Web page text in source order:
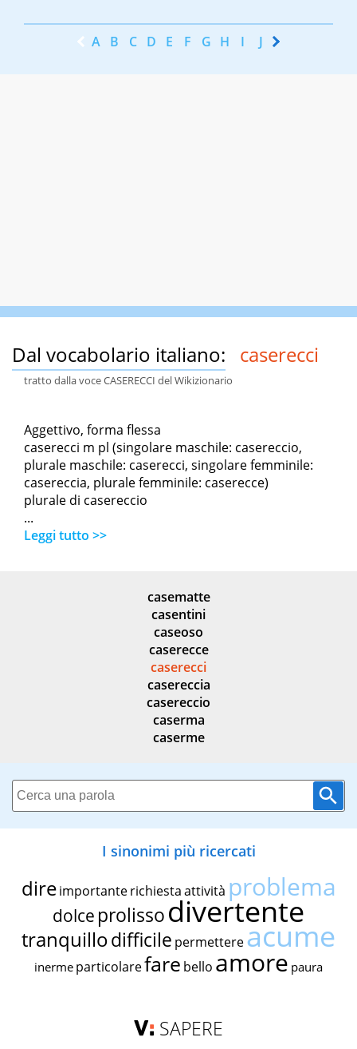
A B C D E F G H I J K
Dal vocabolario italiano: caserecci
tratto dalla voce CASERECCI del Wikizionario
Aggettivo, forma flessa
caserecci m pl (singolare maschile: casereccio,
plurale maschile: caserecci, singolare femminile:
casereccia, plurale femminile: caserecce)
plurale di casereccio
...
Leggi tutto >>
casematte
casentini
caseoso
caserecce
caserecci
casereccia
casereccio
caserma
caserme
I sinonimi più ricercati
dire importante richiestaattività problema
dolce prolissodivertente
tranquillodifficile permettereacume
inerme particolarefare bello amore paura
SAPERE